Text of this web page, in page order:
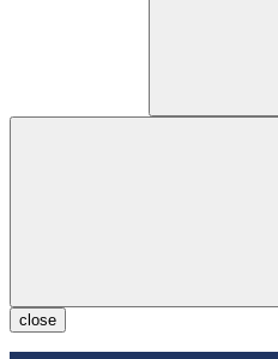
close